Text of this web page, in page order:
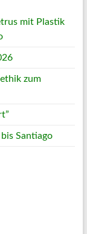
mit Plastik
zum
Santiago